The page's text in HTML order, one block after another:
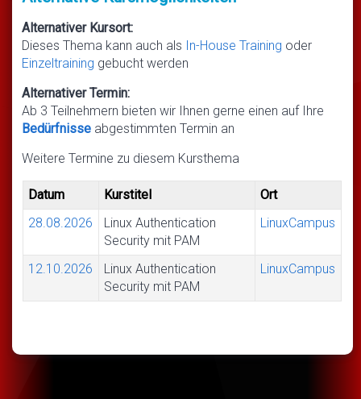
Alternativer Kursort:
Dieses Thema kann auch als In-House Training oder
Einzeltraining gebucht werden
Alternativer Termin:
Ab 3 Teilnehmern bieten wir Ihnen gerne einen auf Ihre
Bedürfnisse abgestimmten Termin an
Weitere Termine zu diesem Kursthema
Datum Kurstitel
Ort
28.08.2026
Linux Authentication
Security mit PAM
LinuxCampus
12.10.2026
Linux Authentication
Security mit PAM
LinuxCampus